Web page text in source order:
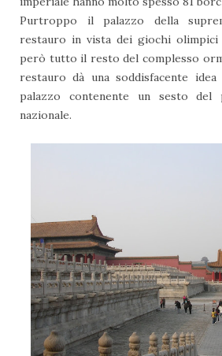
Purtroppo il palazzo della
restauro in vista dei giochi olimpici
però tutto il resto del complesso
restauro dà una soddisfacente
palazzo contenente un sesto del
nazionale.